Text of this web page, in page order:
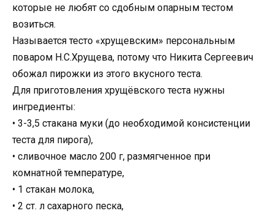
которые не любят со сдобным опарным тестом
возиться.
Называется тесто «хрущевским» персональным
поваром Н.С.Хрущева, потому что Никита Сергеевич
обожал пирожки из этого вкусного теста.
Для приготовления хрущёвского теста нужны
ингредиенты:
• 3-3,5 стакана муки (до необходимой консистенции
теста для пирога),
• сливочное масло 200 г, размягченное при
комнатной температуре,
• 1 стакан молока,
• 2 ст. л сахарного песка,